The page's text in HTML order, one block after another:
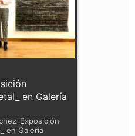
en Galería
en Galería